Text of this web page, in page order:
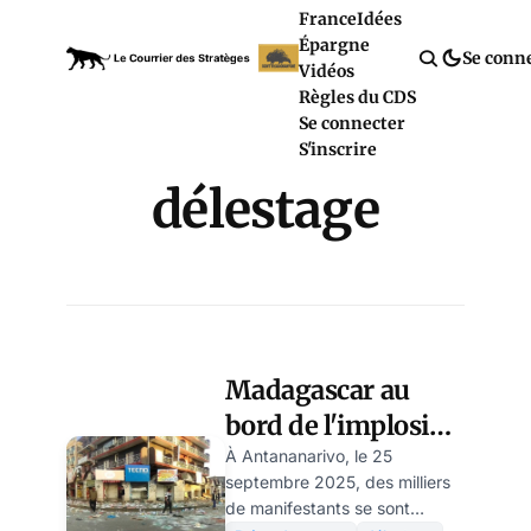
FranceIdées
Épargne
Vidéos
Règles du CDS
Se connecter
S'inscrire
Se
délestage
Madagascar au
bord de l'implosion
: les coupures
d'électricité,
À Antananarivo, le 25
septembre 2025, des milliers
de manifestants se sont